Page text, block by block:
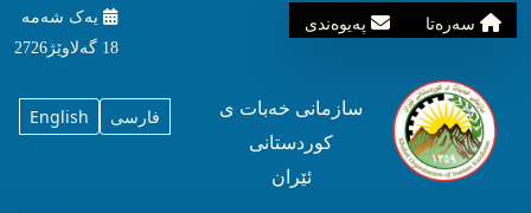
سه‌ره‌تا په‌یوه‌ندی
یه‌ک شه‌مه‌
18 گه‌لاوێژ2726
English فارسی
سازمانی خه‌بات ی
کوردستانی
ئێران